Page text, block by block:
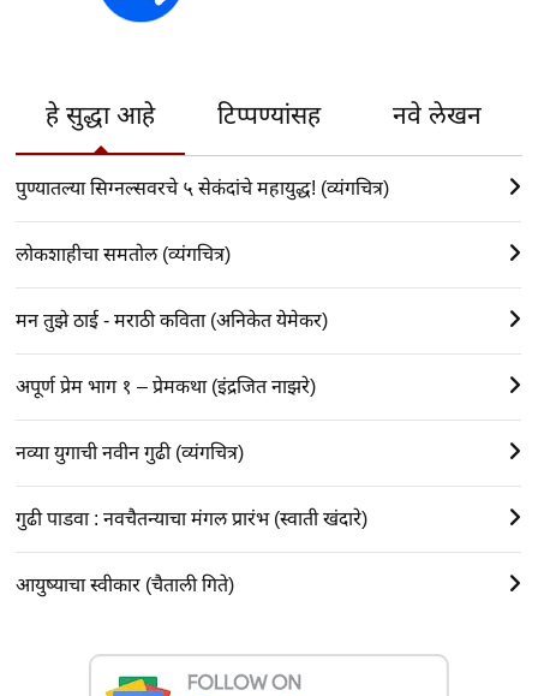
हे सुद्धा आहे टिप्पण्यांसह नवे लेखन
पुण्यातल्या सिग्नल्सवरचे ५ सेकंदांचे महायुद्ध! (व्यंगचित्र)
लोकशाहीचा समतोल (व्यंगचित्र)
मन तुझे ठाई - मराठी कविता (अनिकेत येमेकर)
अपूर्ण प्रेम भाग १ – प्रेमकथा (इंद्रजित नाझरे)
नव्या युगाची नवीन गुढी (व्यंगचित्र)
गुढी पाडवा : नवचैतन्याचा मंगल प्रारंभ (स्वाती खंदारे)
आयुष्याचा स्वीकार (चैताली गिते)